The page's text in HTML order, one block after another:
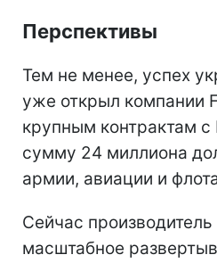
Перспективы
Тем не менее, успех
уже открыл компании
крупным контрактам с
сумму 24 миллиона
армии, авиации и
Сейчас производитель
масштабное